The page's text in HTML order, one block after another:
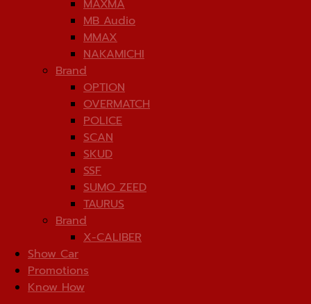
MAXMA
MB Audio
MMAX
NAKAMICHI
Brand
OPTION
OVERMATCH
POLICE
SCAN
SKUD
SSF
SUMO ZEED
TAURUS
Brand
X-CALIBER
Show Car
Promotions
Know How